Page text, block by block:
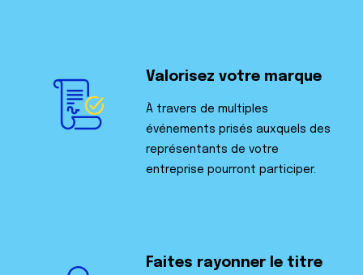
Valorisez votre marque
À travers de multiples
événements prisés auxquels des
représentants de votre
entreprise pourront participer.
Faites rayonner le titre